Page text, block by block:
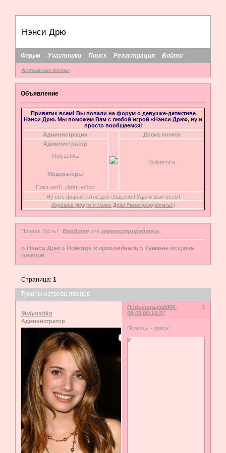
Нэнси Дрю
Форум Участники Поиск Регистрация Войти
Активные темы
Объявление
Приветик всем! Вы попали на форум о девушке-детективе
Нэнси Дрю. Мы поможем Вам с любой игрой «Нэнси Дрю», ну и
просто пообщаемся!
Администрация
Доска почета
Администратор
Mulyashka
Модераторы
Пока нет. Идёт набор
Mulyashka
Ну вот, форум готов для общения! Удачи Вам всем!
Хороший форум о Нэнси Дрю! Регистрируйтесь!:)
Привет, Гость! Войдитеили зарегистрируйтесь
»Нэнси Дрю »Помощь в прохождении »Туманы острова
лжецов
Туманы острова лжецов
Страница:1
Поделиться 1
2008-
08-03 06:14:37
Mulyashka
Администратор
Помощь - здесь!
0